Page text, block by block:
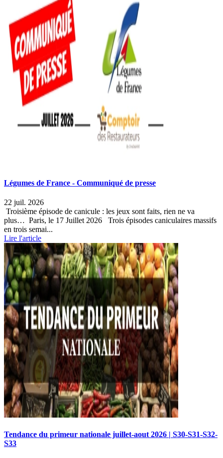
Légumes de France - Communiqué de presse
22 juil. 2026
Troisième épisode de canicule : les jeux sont faits, rien ne va
plus… Paris, le 17 Juillet 2026 Trois épisodes caniculaires massifs
en trois semai...
Lire l'article
Tendance du primeur nationale juillet-aout 2026 | S30-S31-S32-
S33